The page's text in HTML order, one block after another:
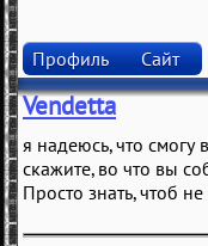
Профиль Сайт
Vendetta
я надеюсь, что смогу
скажите, во что вы
Просто знать, чтоб